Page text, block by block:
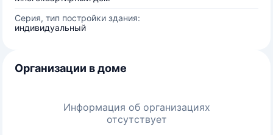
Серия, тип постройки здания:
индивидуальный
Организации в доме
Информация об организациях
отсутствует